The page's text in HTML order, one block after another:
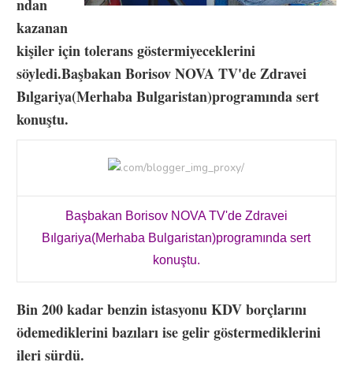
ndan
kazanan
kişiler için tolerans göstermiyeceklerini
söyledi.Başbakan Borisov NOVA TV'de Zdravei
Bılgariya(Merhaba Bulgaristan)programında sert
konuştu.
Başbakan Borisov NOVA TV'de Zdravei
Bılgariya(Merhaba Bulgaristan)programında sert
konuştu.
Bin 200 kadar benzin istasyonu KDV borçlarını
ödemediklerini bazıları ise gelir göstermediklerini
ileri sürdü.